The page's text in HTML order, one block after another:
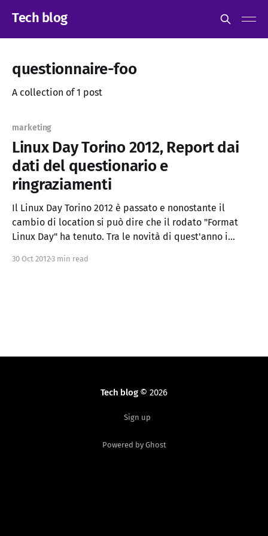
Tech blog
questionnaire-foo
A collection of 1 post
marketing
Linux Day Torino 2012, Report dai
dati del questionario e
ringraziamenti
Il Linux Day Torino 2012 è passato e nonostante il
cambio di location si può dire che il rodato "Format
Linux Day" ha tenuto. Tra le novità di quest'anno i
il questionario, oltre al classico LIP (Linux
30 Oct 20123 min read
Tech blog© 2026
Sign up
Powered by Ghost